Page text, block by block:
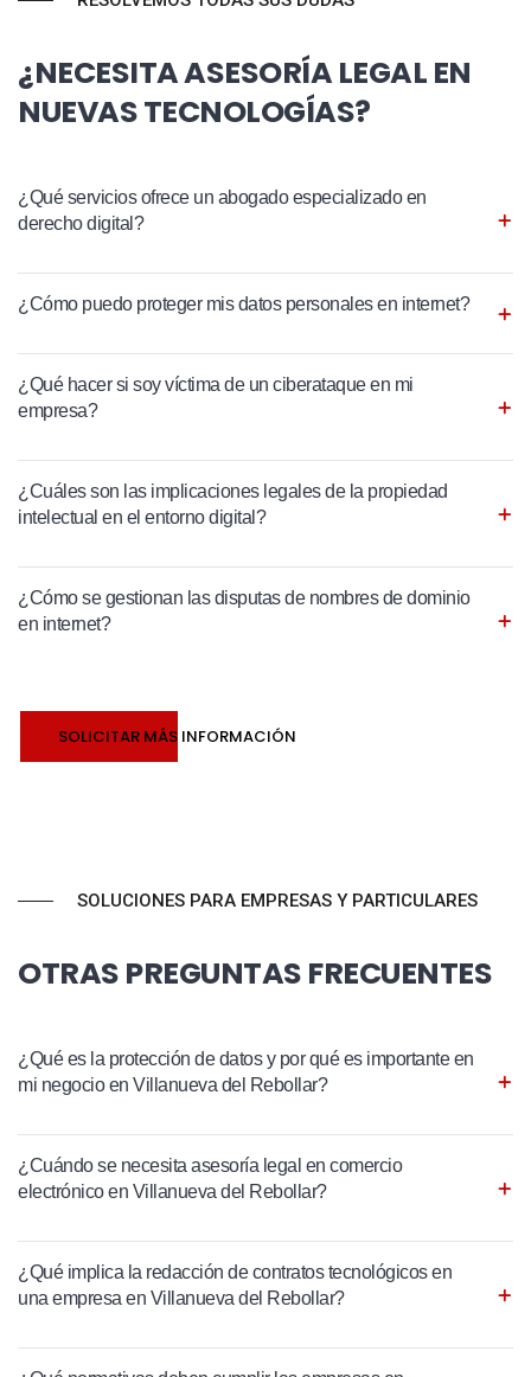
¿NECESITA ASESORÍA LEGAL EN
NUEVAS TECNOLOGÍAS?
¿Qué servicios ofrece un abogado especializado en
derecho digital?
¿Cómo puedo proteger mis datos personales en internet?
¿Qué hacer si soy víctima de un ciberataque en mi
empresa?
¿Cuáles son las implicaciones legales de la propiedad
intelectual en el entorno digital?
¿Cómo se gestionan las disputas de nombres de dominio
en internet?
SOLICITAR MÁS INFORMACIÓN
SOLUCIONES PARA EMPRESAS Y PARTICULARES
OTRAS PREGUNTAS FRECUENTES
¿Qué es la protección de datos y por qué es importante en
mi negocio en Villanueva del Rebollar?
¿Cuándo se necesita asesoría legal en comercio
electrónico en Villanueva del Rebollar?
¿Qué implica la redacción de contratos tecnológicos en
una empresa en Villanueva del Rebollar?